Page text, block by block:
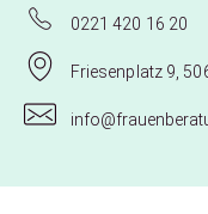
0221 420 16 20
Friesenplatz 9,